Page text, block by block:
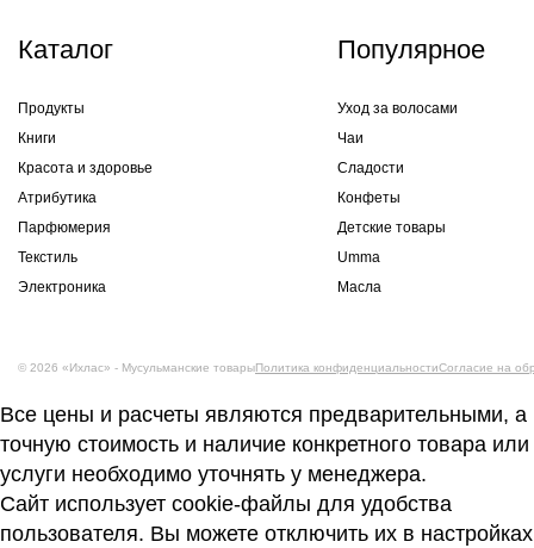
Каталог
Продукты
Книги
Красота и здоровье
Атрибутика
Парфюмерия
Текстиль
Электроника
Популярное
Уход за волосами
Чаи
Сладости
Конфеты
Детские товары
Umma
Масла
© 2026 «Ихлас» - Мусульманские товарыПолитика конфиденциальностиСогласие на
Все цены и расчеты являются предварительными, а
точную стоимость и наличие конкретного товара или
услуги необходимо уточнять у менеджера.
Сайт использует cookie-файлы для удобства
пользователя. Вы можете отключить их в настройках